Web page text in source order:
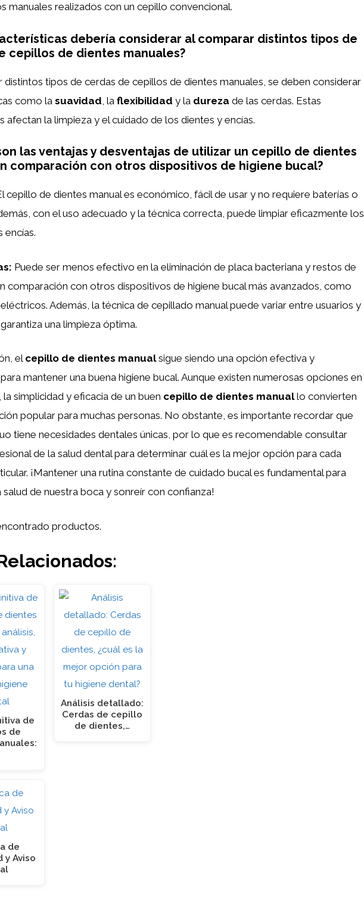
manuales realizados con un cepillo convencional.
debería considerar al comparar distintos tipos de
cepillos de dientes manuales?
distintos tipos de cerdas de cepillos de dientes manuales, se deben considerar
como la suavidad , la flexibilidad y la dureza de las cerdas. Estas
afectan la limpieza y el cuidado de los dientes y encías.
las ventajas y desventajas de utilizar un cepillo de dientes
comparación con otros dispositivos de higiene bucal?
cepillo de dientes manual es económico, fácil de usar y no requiere baterías o
con el uso adecuado y la técnica correcta, puede limpiar eficazmente los
encías.
Puede ser menos efectivo en la eliminación de placa bacteriana y restos de
comparación con otros dispositivos de higiene bucal más avanzados, como
Además, la técnica de cepillado manual puede variar entre usuarios y
una limpieza óptima.
el cepillo de dientes manualsigue siendo una opción efectiva y
mantener una buena higiene bucal. Aunque existen numerosas opciones en
simplicidad y eficacia de un buen cepillo de dientes manuallo convierten
popular para muchas personas. No obstante, es importante recordar que
tiene necesidades dentales únicas, por lo que es recomendable consultar
de la salud dental para determinar cuál es la mejor opción para cada
¡Mantener una rutina constante de cuidado bucal es fundamental para
salud de nuestra boca y sonreír con confianza!
productos.
de
de
de
y Aviso
Análisis detallado:
Cerdas de cepillo
de dientes,…